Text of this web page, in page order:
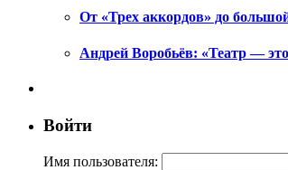
От «Трех аккордов» до
Андрей Воробьёв: «Театр —
Войти
Имя пользователя: